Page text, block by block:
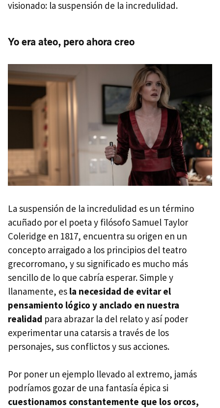
visionado: la suspensión de la incredulidad.
Yo era ateo, pero ahora creo
La suspensión de la incredulidad es un término
acuñado por el poeta y filósofo Samuel Taylor
Coleridge en 1817, encuentra su origen en un
concepto arraigado a los principios del teatro
grecorromano, y su significado es mucho más
sencillo de lo que cabría esperar. Simple y
llanamente, es la necesidad de evitar el
pensamiento lógico y anclado en nuestra
realidad para abrazar la del relato y así poder
experimentar una catarsis a través de los
personajes, sus conflictos y sus acciones.
Por poner un ejemplo llevado al extremo, jamás
podríamos gozar de una fantasía épica si
cuestionamos constantemente que los orcos,